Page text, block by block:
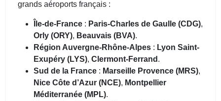
grands aéroports français :
Île-de-France : Paris-Charles de Gaulle (CDG),
Orly (ORY), Beauvais (BVA).
Région Auvergne-Rhône-Alpes : Lyon Saint-
Exupéry (LYS), Clermont-Ferrand .
Sud de la France : Marseille Provence (MRS),
Nice Côte d’Azur (NCE), Montpellier
Méditerranée (MPL).